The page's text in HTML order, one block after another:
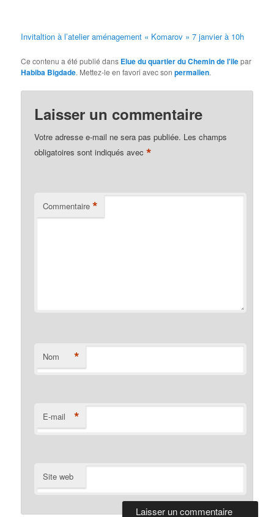
Invitaltion à l’atelier aménagement « Komarov » 7 janvier à 10h
Ce contenu a été publié dans Elue du quartier du Chemin de l'ilepar
Habiba Bigdade. Mettez-le en favori avec sonpermalien.
Laisser un commentaire
Votre adresse e-mail ne sera pas publiée. Les champs
obligatoires sont indiqués avec*
Commentaire *
Nom *
E-mail *
Site web